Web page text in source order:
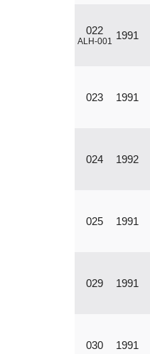
022
ALH-001 1991
023 1991
024 1992
025 1991
029 1991
030 1991